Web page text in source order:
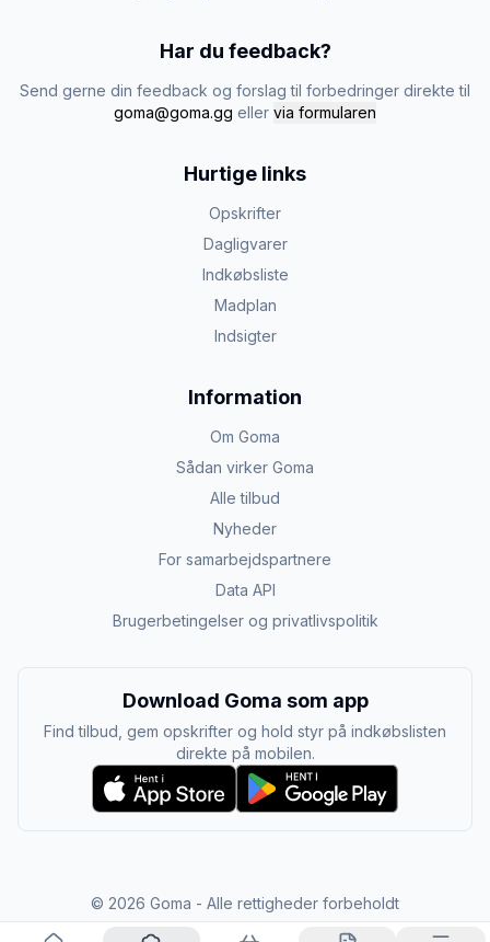
Har du feedback?
Send gerne din feedback og forslag til forbedringer direkte til
goma@goma.gg eller via formularen
Hurtige links
Opskrifter
Dagligvarer
Indkøbsliste
Madplan
Indsigter
Information
Om Goma
Sådan virker Goma
Alle tilbud
Nyheder
For samarbejdspartnere
Data API
Brugerbetingelser og privatlivspolitik
Download Goma som app
Find tilbud, gem opskrifter og hold styr på indkøbslisten
direkte på mobilen.
© 2026 Goma - Alle rettigheder forbeholdt